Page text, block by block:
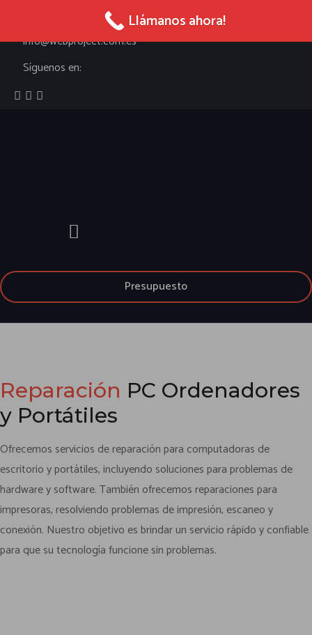
info@webproject.com.es
Síguenos en:
Presupuesto
Reparación PC Ordenadores
y Portátiles
Ofrecemos servicios de reparación para computadoras de
escritorio y portátiles, incluyendo soluciones para problemas de
hardware y software. También ofrecemos reparaciones para
impresoras, resolviendo problemas de impresión, escaneo y
conexión. Nuestro objetivo es brindar un servicio rápido y confiable
para que su tecnología funcione sin problemas.
Llámanos ahora!